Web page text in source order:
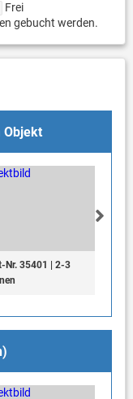
Frei
gebucht werden.
Objekt
Nr. 35401 | 2-3